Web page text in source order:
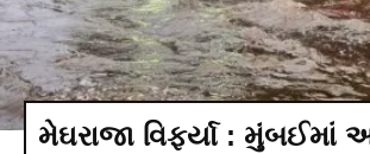
મેઘરાજા વિફર્યા : મુંબઈમાં